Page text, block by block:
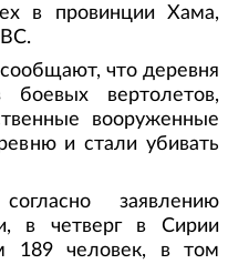
в провинции Хама,
что деревня
боевых вертолетов,
вооруженные
и стали убивать
заявлению
в четверг в Сирии
189 человек, в том